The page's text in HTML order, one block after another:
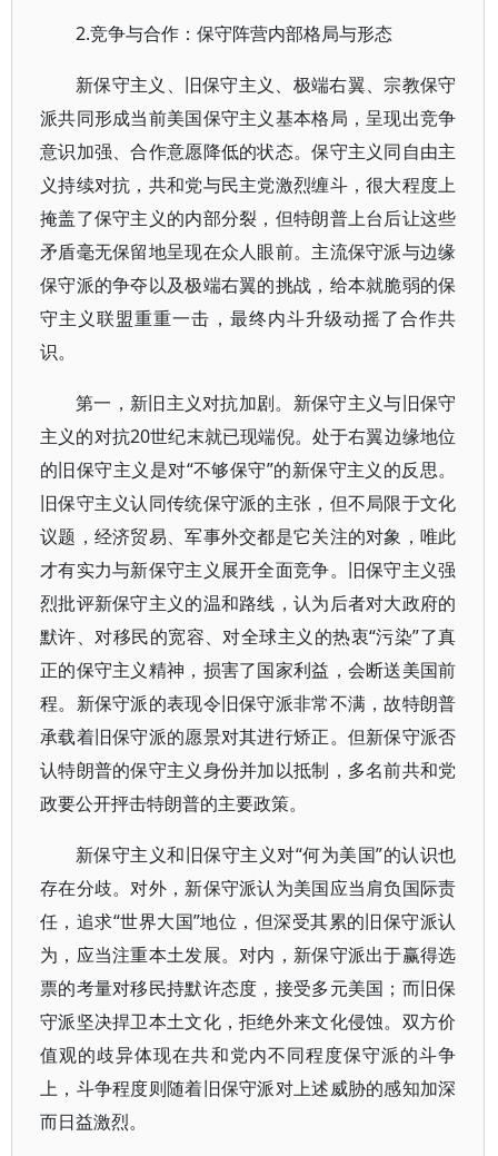
2.竞争与合作：保守阵营内部格局与形态
新保守主义、旧保守主义、极端右翼、宗教保守
派共同形成当前美国保守主义基本格局，呈现出竞争
意识加强、合作意愿降低的状态。保守主义同自由主
义持续对抗，共和党与民主党激烈缠斗，很大程度上
掩盖了保守主义的内部分裂，但特朗普上台后让这些
矛盾毫无保留地呈现在众人眼前。主流保守派与边缘
保守派的争夺以及极端右翼的挑战，给本就脆弱的保
守主义联盟重重一击，最终内斗升级动摇了合作共
识。
第一，新旧主义对抗加剧。新保守主义与旧保守
主义的对抗20世纪末就已现端倪。处于右翼边缘地位
的旧保守主义是对“不够保守”的新保守主义的反思。
旧保守主义认同传统保守派的主张，但不局限于文化
议题，经济贸易、军事外交都是它关注的对象，唯此
才有实力与新保守主义展开全面竞争。旧保守主义强
烈批评新保守主义的温和路线，认为后者对大政府的
默许、对移民的宽容、对全球主义的热衷“污染”了真
正的保守主义精神，损害了国家利益，会断送美国前
程。新保守派的表现令旧保守派非常不满，故特朗普
承载着旧保守派的愿景对其进行矫正。但新保守派否
认特朗普的保守主义身份并加以抵制，多名前共和党
政要公开抨击特朗普的主要政策。
新保守主义和旧保守主义对“何为美国”的认识也
存在分歧。对外，新保守派认为美国应当肩负国际责
任，追求“世界大国”地位，但深受其累的旧保守派认
为，应当注重本土发展。对内，新保守派出于赢得选
票的考量对移民持默许态度，接受多元美国；而旧保
守派坚决捍卫本土文化，拒绝外来文化侵蚀。双方价
值观的歧异体现在共和党内不同程度保守派的斗争
上，斗争程度则随着旧保守派对上述威胁的感知加深
而日益激烈。